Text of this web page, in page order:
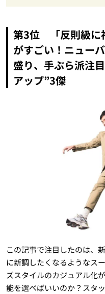
第3位 「反則級に
がすごい！ニュー
盛り、手ぶら派注
アップ”3傑
この記事で注目したのは、
に新調したくなるようなス
ズスタイルのカジュアル化
能を選べばいいのか？スタ